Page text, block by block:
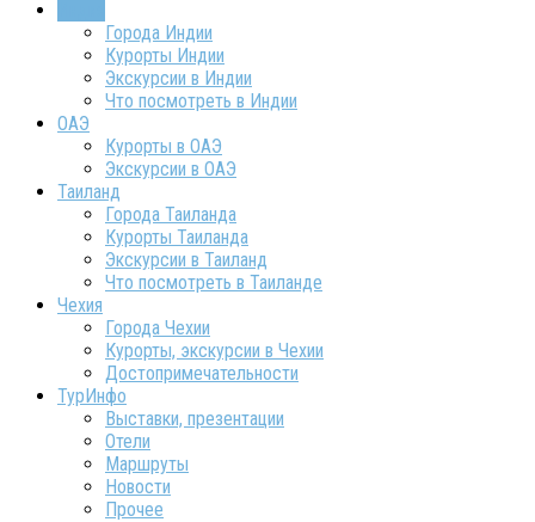
Города Индии
Курорты Индии
Экскурсии в Индии
Что посмотреть в Индии
ОАЭ
Курорты в ОАЭ
Экскурсии в ОАЭ
Таиланд
Города Таиланда
Курорты Таиланда
Экскурсии в Таиланд
Что посмотреть в Таиланде
Чехия
Города Чехии
Курорты, экскурсии в Чехии
Достопримечательности
ТурИнфо
Выставки, презентации
Отели
Маршруты
Новости
Прочее